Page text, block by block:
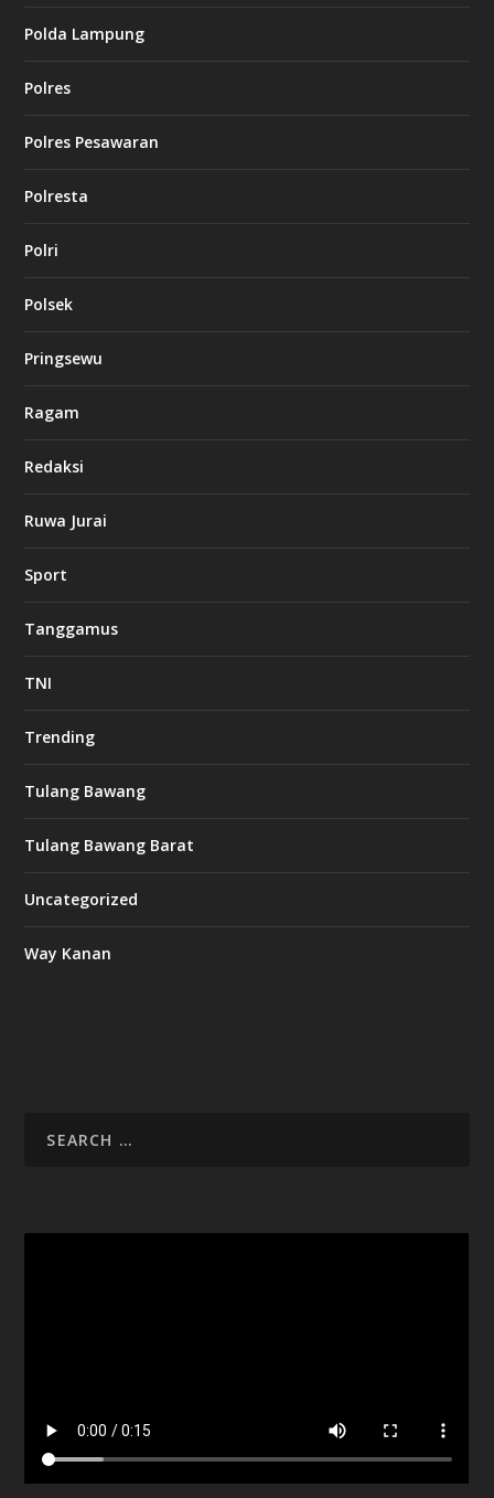
Polda Lampung
Polres
Polres Pesawaran
Polresta
Polri
Polsek
Pringsewu
Ragam
Redaksi
Ruwa Jurai
Sport
Tanggamus
TNI
Trending
Tulang Bawang
Tulang Bawang Barat
Uncategorized
Way Kanan